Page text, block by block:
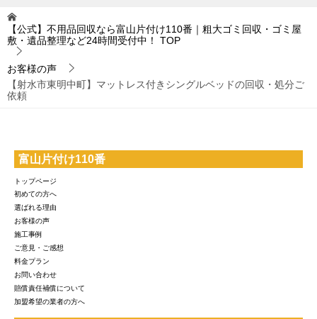
【公式】不用品回収なら富山片付け110番｜粗大ゴミ回収・ゴミ屋
敷・遺品整理など24時間受付中！
TOP
お客様の声
【射水市東明中町】マットレス付きシングルベッドの回収・処分ご
依頼
富山片付け110番
トップページ
初めての方へ
選ばれる理由
お客様の声
施工事例
ご意見・ご感想
料金プラン
お問い合わせ
賠償責任補償について
加盟希望の業者の方へ